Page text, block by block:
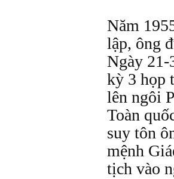
Năm
lập, ông
Ngày
kỳ 3 họp
lên ngôi
Toàn
suy tôn
mệnh
tịch vào